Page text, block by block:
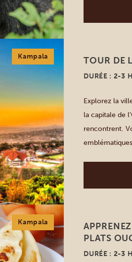
Ruhija,
Kampala TOUR DE
DURÉE : 2-3
Explorez la
la capitale de
rencontrent.
autre facette
Kampala
PLATS
DURÉE : 2-3